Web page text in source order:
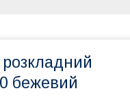
розкладний
бежевий